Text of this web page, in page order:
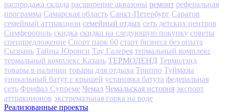
распродажа склада расширение аквазоны ремонт реферальная
программа Самарская область Санкт-Петербург Саратов
семейный аттракцион семейный отдых сеть детских центров
Симферополь скидка скидка на следующую покупку советы
спецпредложение Спорт парк 60 старт бизнеса без опыта
Сызрань Тайны Юронги Тау Галерея термальный комплекс
термальный комплекс Казань ТЕРМОЛЕНД Термолэнд
товары в наличии товары для отдыха Триппо Туймазы
уникальный батут с крышей установка батута федеральная
сеть Фрифал Супреме Чемал Чемальская история экспорт
аттракционов экстремальная горка на воде
Реализованные проекты